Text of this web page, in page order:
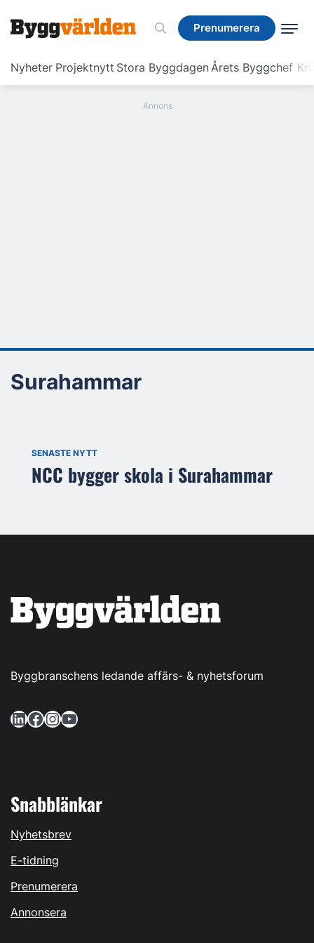
Prenumerera
Nyheter Projektnytt Stora ByggdagenÅrets Byggchef
Prenumerera
Surahammar
SENASTE NYTT
NCC bygger skola i Surahammar
Byggbranschens ledande affärs- & nyhetsforum
LinkedIn Facebook InstagramYouTube
Snabblänkar
Nyhetsbrev
E-tidning
Prenumerera
Annonsera